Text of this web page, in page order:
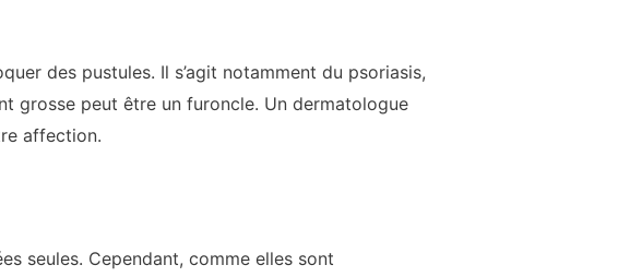
des pustules. Il s’agit notamment du psoriasis,
grosse peut être un furoncle. Un dermatologue
affection.
seules. Cependant, comme elles sont